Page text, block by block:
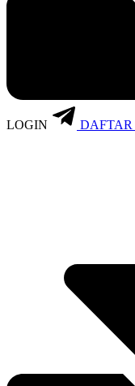
LOGIN DAFTAR